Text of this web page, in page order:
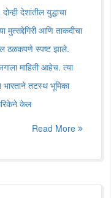
देशांतील युद्धाचा
मुत्सद्देगिरी आणि ताकदीचा
ठळकपणे स्पष्ट झाले.
माहिती आहेच. त्या
भारताने तटस्थ भूमिका
केल
Read More